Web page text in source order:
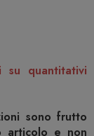
su quantitativi
sono frutto
articolo e non